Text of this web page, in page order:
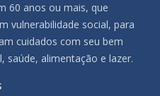
60 anos ou mais, que
vulnerabilidade social, para
cuidados com seu bem
saúde, alimentação e lazer.